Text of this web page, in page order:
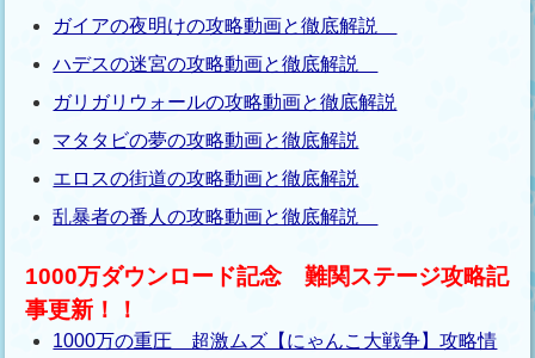
ガイアの夜明けの攻略動画と徹底解説
ハデスの迷宮の攻略動画と徹底解説
ガリガリウォールの攻略動画と徹底解説
マタタビの夢の攻略動画と徹底解説
エロスの街道の攻略動画と徹底解説
乱暴者の番人の攻略動画と徹底解説
1000万ダウンロード記念 難関ステージ攻略記
事更新！！
1000万の重圧 超激ムズ【にゃんこ大戦争】攻略情